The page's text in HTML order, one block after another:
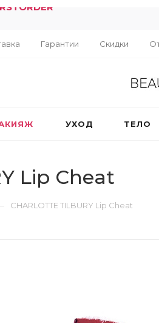
Гарантии Скидки
УХОД ТЕЛО
Lip Cheat
CHARLOTTE TILBURY Lip Cheat